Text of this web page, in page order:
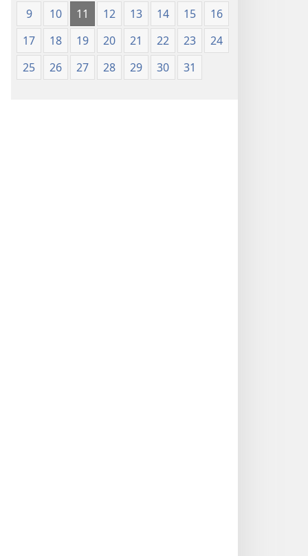
9
10 11 12 13 14 15
16
17
18 19 20 21 22 23
24
25
26 27 28 29 30 31